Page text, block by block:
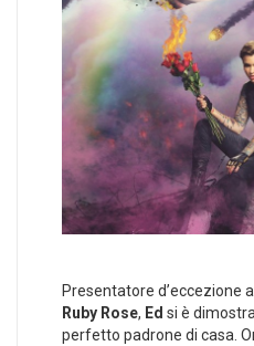
Presentatore d’eccezione
Ruby Rose, Ed si è
perfetto padrone di casa.